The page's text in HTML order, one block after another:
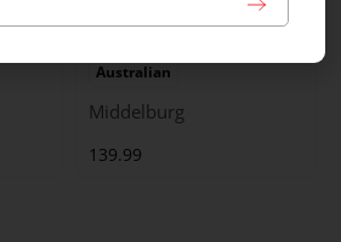
Australian
Middelburg
139.99